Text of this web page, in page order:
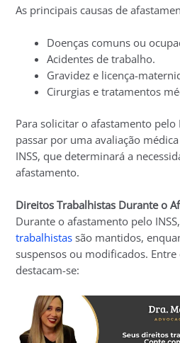
As principais causas de
Doenças comuns ou
Acidentes de trabalho.
Gravidez e licença-
Cirurgias e tratamentos
Para solicitar o afastamento pelo
passar por uma avaliação
INSS, que determinará a
afastamento.
Direitos Trabalhistas Durante o
Durante o afastamento pelo
trabalhistas são mantidos,
suspensos ou modificados.
destacam-se: